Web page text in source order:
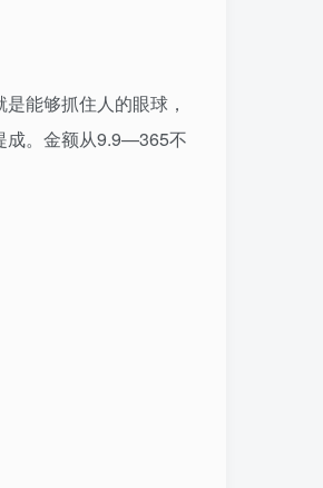
能够抓住人的眼球，
成。金额从9.9—365不